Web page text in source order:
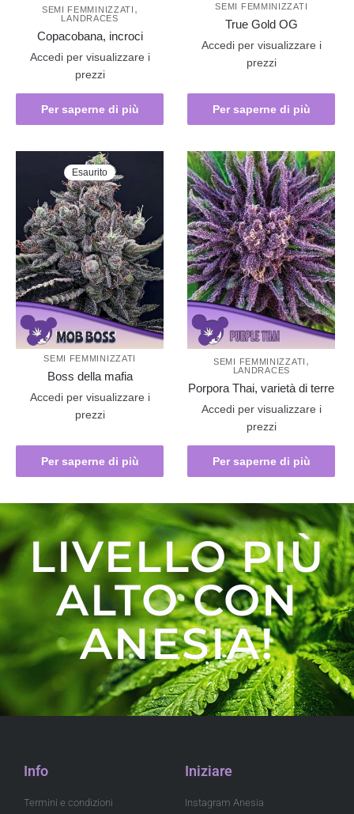
SEMI FEMMINIZZATI ,
LANDRACES
Copacobana, incroci
Accedi per visualizzare i
prezzi
Per saperne di più
SEMI FEMMINIZZATI
True Gold OG
Accedi per visualizzare i
prezzi
Per saperne di più
Esaurito
SEMI FEMMINIZZATI
Boss della mafia
Accedi per visualizzare i
prezzi
Per saperne di più
SEMI FEMMINIZZATI ,
LANDRACES
Porpora Thai, varietà di terre
Accedi per visualizzare i
prezzi
Per saperne di più
LIVELLO PIÙ
ALTO CON
ANESIA!
Info
Termini e condizioni
Iniziare
Instagram Anesia